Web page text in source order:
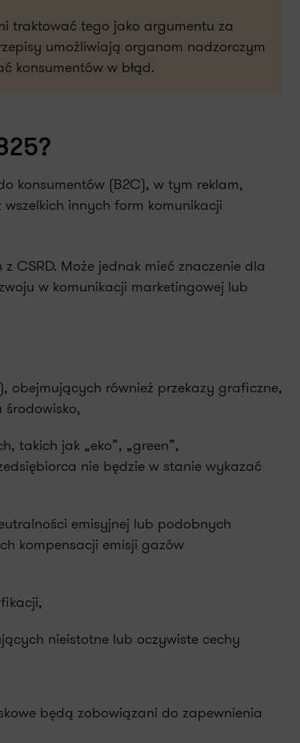
traktować tego jako argumentu za
umożliwiają organom nadzorczym
konsumentów w błąd.
konsumentów (B2C), w tym reklam,
innych form komunikacji
CSRD. Może jednak mieć znaczenie dla
w komunikacji marketingowej lub
obejmujących również przekazy graficzne,
takich jak „eko”, „green”,
nie będzie w stanie wykazać
emisyjnej lub podobnych
kompensacji emisji gazów
nieistotne lub oczywiste cechy
będą zobowiązani do zapewnienia